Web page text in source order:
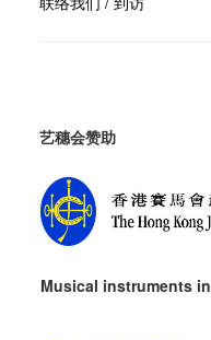
艺穗会赞助
Musical instruments in